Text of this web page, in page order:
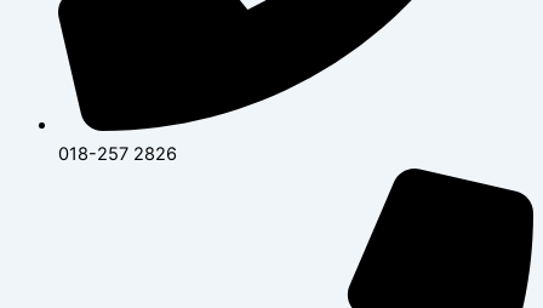
018-257 2826